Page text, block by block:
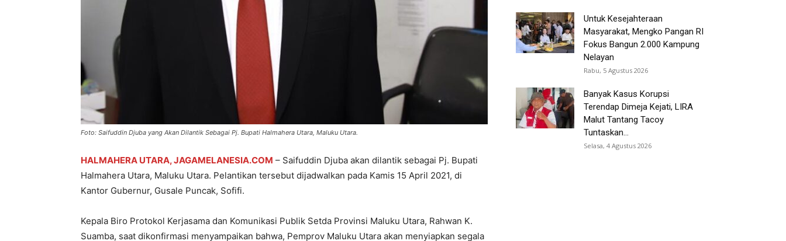
Foto: Saifuddin Djuba yang Akan Dilantik Sebagai Pj. Bupati Halmahera Utara, Maluku Utara.
HALMAHERA UTARA, JAGAMELANESIA.COM – Saifuddin Djuba akan dilantik sebagai Pj. Bupati
Halmahera Utara, Maluku Utara. Pelantikan tersebut dijadwalkan pada Kamis 15 April 2021, di
Kantor Gubernur, Gusale Puncak, Sofifi.
Kepala Biro Protokol Kerjasama dan Komunikasi Publik Setda Provinsi Maluku Utara, Rahwan K.
Suamba, saat dikonfirmasi menyampaikan bahwa, Pemprov Maluku Utara akan menyiapkan segala
Untuk Kesejahteraan
Masyarakat, Mengko Pangan RI
Fokus Bangun 2.000 Kampung
Nelayan
Rabu, 5 Agustus 2026
Banyak Kasus Korupsi
Terendap Dimeja Kejati, LIRA
Malut Tantang Tacoy
Tuntaskan...
Selasa, 4 Agustus 2026